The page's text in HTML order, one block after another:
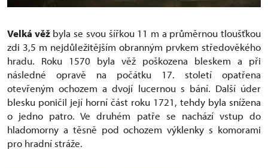
Velká věžbyla se svou šířkou 11 m a průměrnou tloušťkou
zdi 3,5 m nejdůležitějším obranným prvkem středověkého
hradu. Roku 1570 byla věž poškozena bleskem a při
následné opravě na počátku 17. století opatřena
otevřeným ochozem a dvojí lucernou s bání. Další úder
blesku poničil její horní část roku 1721, tehdy byla snížena
o jedno patro. Ve druhém patře se nachází vstup do
hladomorny a těsně pod ochozem výklenky s komorami
pro hradní stráže.